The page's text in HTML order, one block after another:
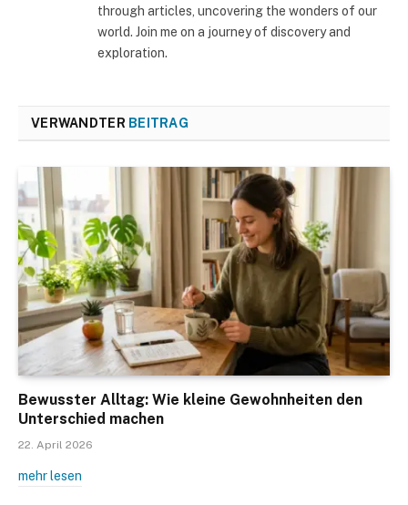
through articles, uncovering the wonders of our
world. Join me on a journey of discovery and
exploration.
VERWANDTER BEITRAG
Bewusster Alltag: Wie kleine Gewohnheiten den
Unterschied machen
22. April 2026
mehr lesen